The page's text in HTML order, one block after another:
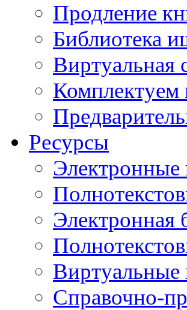
Продление
Библиотека
Виртуальная
Комплектуем
Ресурсы
Электронные
Электронная
Справочно-